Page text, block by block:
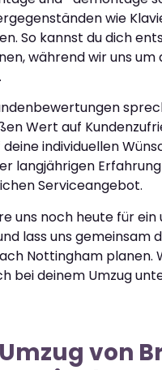
wie
So kannst du dich
während wir uns um
Wert auf
individuellen
langjährigen
Serviceangebot.
uns noch heute für ein
lass uns gemeinsam
Nottingham planen.
bei deinem Umzug
von